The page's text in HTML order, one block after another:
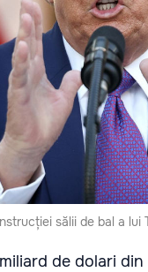
sălii de bal a lui
de dolari